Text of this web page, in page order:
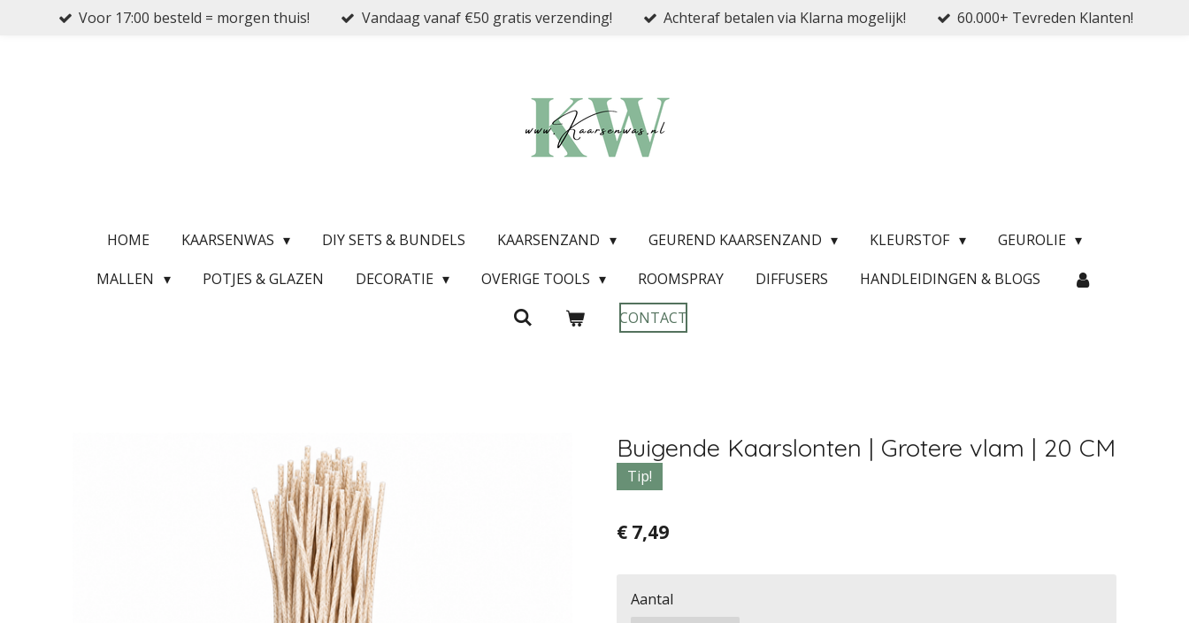
Voor 17:00 besteld = morgen thuis! Vandaag vanaf €50 gratis verzending! Achteraf betalen via Klarna mogelijk! 60.000+ Tevreden Klanten!
HOME KAARSENWAS DIY SETS & BUNDELS KAARSENZAND GEUREND KAARSENZAND KLEURSTOF
GEUROLIE
MALLEN
POTJES & GLAZEN DECORATIE OVERIGE TOOLS ROOMSPRAY DIFFUSERS
HANDLEIDINGEN & BLOGS
CONTACT
Buigende Kaarslonten | Grotere vlam | 20 CM
Tip!
€ 7,49
Aantal